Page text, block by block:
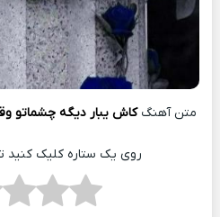
متن آهنگکاش یبار دیگه چشماتو
روی یک ستاره کلیک کنید